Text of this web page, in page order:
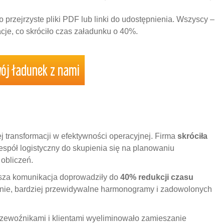
przejrzyste pliki PDF lub linki do udostępnienia. Wszyscy –
co skróciło czas załadunku o 40%.
ładunek z nami
transformacji w efektywności operacyjnej. Firma skróciła
logistyczny do skupienia się na planowaniu
komunikacja doprowadziły do 40% redukcji czasu
bardziej przewidywalne harmonogramy i zadowolonych
i klientami wyeliminowało zamieszanie